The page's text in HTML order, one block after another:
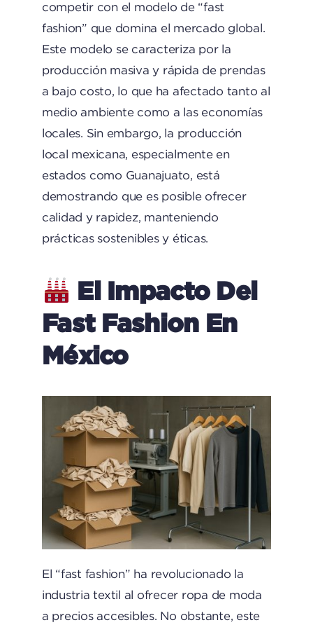
competir con el modelo de “fast
fashion” que domina el mercado global.
Este modelo se caracteriza por la
producción masiva y rápida de prendas
a bajo costo, lo que ha afectado tanto al
medio ambiente como a las economías
locales. Sin embargo, la producción
local mexicana, especialmente en
estados como Guanajuato, está
demostrando que es posible ofrecer
calidad y rapidez, manteniendo
prácticas sostenibles y éticas.
El Impacto Del
Fast Fashion En
México
El “fast fashion” ha revolucionado la
industria textil al ofrecer ropa de moda
a precios accesibles. No obstante, este